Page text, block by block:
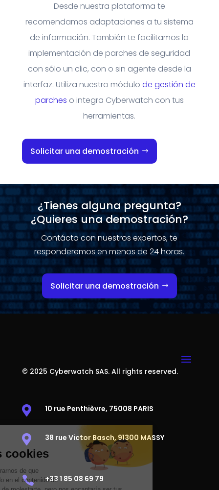
Desde nuestra plataforma te
recomendamos adaptaciones a tu sistema
de información. También te facilitamos la
implementación de parches de seguridad
con sólo un clic, con o sin agente desde la
interfaz. Utiliza nuestro módulo de gestión de
parches o integra Cyberwatch con tus
herramientas.
Solicitar una demostración
¿Tienes alguna pregunta?
¿Quieres una demostración?
Contácta con nuestros expertos, te
responderemos en menos de 24 horas.
Solicitar una demostración
© 2025 Cyberwatch SAS. All rights reserved.
 10 rue Penthièvre, 75008 PARIS
 38 rue Victor Basch, 91300 MASSY
 +33 1 85 08 69 79